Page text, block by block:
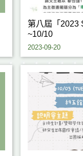
第八屆「2023
~10/10
2023-09-20